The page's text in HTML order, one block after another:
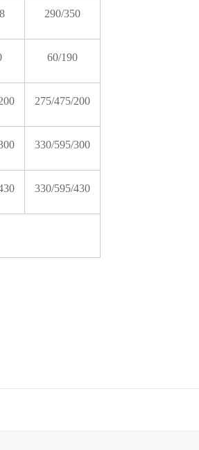
290/350
60/190
275/475/200
330/595/300
330/595/430